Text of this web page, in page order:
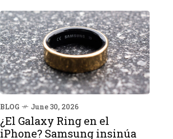
BLOG June 30, 2026
¿El Galaxy Ring en el
iPhone? Samsung insinúa